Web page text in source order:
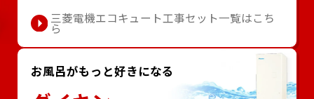
三菱電機エコキュート工事セット一覧はこち
ら
お風呂がもっと好きになる